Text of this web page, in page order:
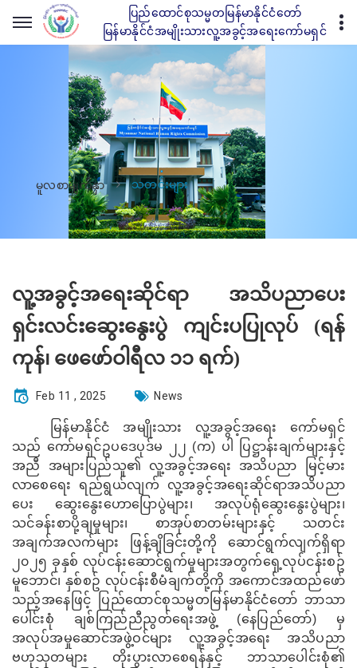
ပြည်ထောင်စုသမ္မတမြန်မာနိုင်ငံတော်
မြန်မာနိုင်ငံအမျိုးသားလူ့အခွင့်အရေးကော်မရှင်
မူလစာမျက်နှာ သတင်းများ
လူ့အခွင့်အရေးဆိုင်ရာ အသိပညာပေး
ရှင်းလင်းဆွေးနွေးပွဲ ကျင်းပပြုလုပ် (ရန်
ကုန်၊ ဖေဖော်ဝါရီလ ၁၁ ရက်)
Feb 11 , 2025 News
မြန်မာနိုင်ငံ အမျိုးသား လူ့အခွင့်အရေး ကော်မရှင်
သည် ကော်မရှင်ဥပဒေပုဒ်မ ၂၂ (က) ပါ ပြဋ္ဌာန်းချက်များနှင့်
အညီ အများပြည်သူ၏ လူ့အခွင့်အရေး အသိပညာ မြင့်မား
လာစေရေး ရည်ရွယ်လျက် လူ့အခွင့်အရေးဆိုင်ရာအသိပညာ
ပေး ဆွေးနွေး‌ဟောပြောပွဲများ၊ အလုပ်ရုံဆွေးနွေးပွဲများ၊
သင်ခန်းစာပို့ချမှုများ၊ စာအုပ်စာတမ်းများနှင့် သတင်း
အချက်အလက်များ ဖြန့်ချိခြင်းတို့ကို ဆောင်ရွက်လျက်ရှိရာ
၂၀၂၅ ခုနှစ် လုပ်ငန်းဆောင်ရွက်မှုများအတွက်ရှေ့လုပ်ငန်းစဥ်
မူဘောင်၊ နှစ်စဥ် လုပ်ငန်းစီမံချက်တို့ကို အကောင်အထည်ဖော်
သည့်အနေဖြင့် ပြည်ထောင်စုသမ္မတမြန်မာနိုင်ငံတော် ဘာသာ
ပေါင်းစုံ ချစ်ကြည်ညီညွတ်ရေးအဖွဲ့ (‌နေပြည်တော်) မှ
အလုပ်အမှုဆောင်အဖွဲ့ဝင်များ လူ့အခွင့်အရေး အသိပညာ
ဗဟုသုတများ တိုးပွားလာစေရန်နှင့် ဘာသာပေါင်းစုံ၏